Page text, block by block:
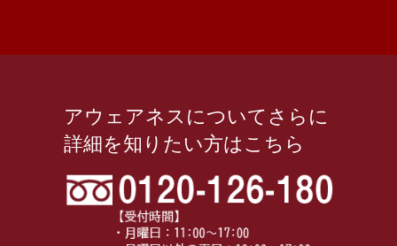
アウェアネスについてさらに
詳細を知りたい方はこちら